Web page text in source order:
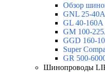
Обзор
GNL 25-40A
GL 40-160A
GM 100-
GGD 160-
Super
GR 500-
Шинопроводы